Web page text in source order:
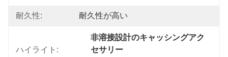
耐久性: 耐久性が高い
ハイライト:
非溶接設計のキャッシングアク
セサリー